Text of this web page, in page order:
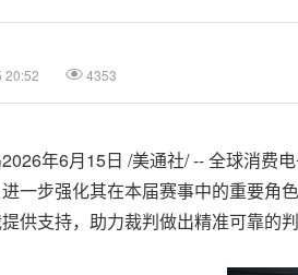
20:52 4353
2026年6月15日 /美通社/ -- 全球消费
一步强化其在本届赛事中的重要角
供支持，助力裁判做出精准可靠的判